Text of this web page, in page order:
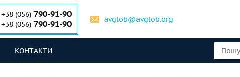
+38 (056) 790-91-90
+38 (056) 790-91-90 avglob@avglob.org
КОНТАКТИ